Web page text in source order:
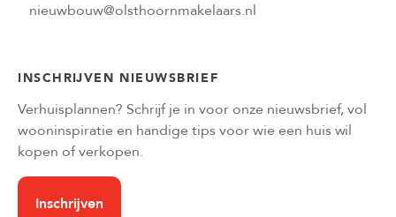
nieuwbouw@olsthoornmakelaars.nl
INSCHRIJVEN NIEUWSBRIEF
Verhuisplannen? Schrijf je in voor onze nieuwsbrief, vol
wooninspiratie en handige tips voor wie een huis wil
kopen of verkopen.
Inschrijven